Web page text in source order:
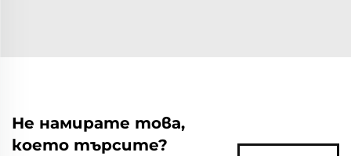
Не намирате това,
което търсите?